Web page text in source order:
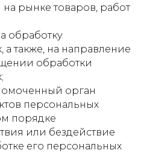
рынке товаров, работ
обработку
также, на направление
обработки
орган
персональных
порядке
или бездействие
его персональных